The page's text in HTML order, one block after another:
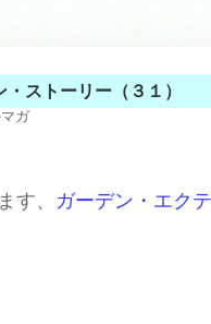
ストーリー（３１）
ガ
す、
ガーデン・エク